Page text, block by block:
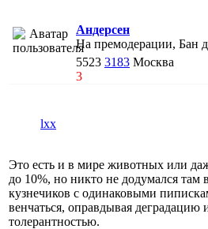
Андерсен
На премодерации, Бан
5523 3183 Москва
3
lxx
Это есть и в мире животных или
до 10%, но никто не додумался там
кузнечиков с одинаковыми
венчаться, оправдывая деградацию
толерантностью.